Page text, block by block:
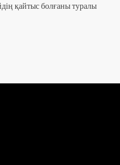
қайтыс болғаны туралы